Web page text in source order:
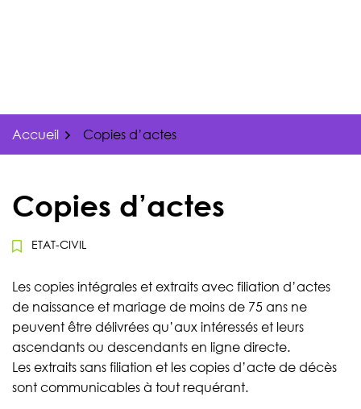
Accueil Copies d’actes
Copies d’actes
ETAT-CIVIL
Les copies intégrales et extraits avec filiation d’actes
de naissance et mariage de moins de 75 ans ne
peuvent être délivrées qu’aux intéressés et leurs
ascendants ou descendants en ligne directe.
Les extraits sans filiation et les copies d’acte de décès
sont communicables à tout requérant.